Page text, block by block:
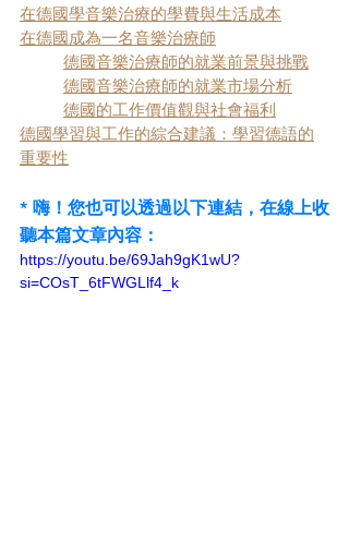
在德國學音樂治療的學費與生活成本
在德國成為一名音樂治療師
德國音樂治療師的就業前景與挑戰
德國音樂治療師的就業市場分析
德國的工作價值觀與社會福利
德國學習與工作的綜合建議：學習德語的
重要性
* 嗨！您也可以透過以下連結，在線上收
聽本篇文章內容：
https://youtu.be/69Jah9gK1wU?
si=COsT_6tFWGLlf4_k